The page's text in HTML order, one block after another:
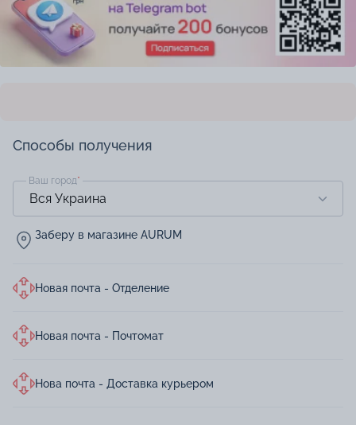
Способы получения
Ваш город*
Заберу в магазине AURUM
Новая почта - Отделение
Новая почта - Почтомат
Нова почта - Доставка курьером